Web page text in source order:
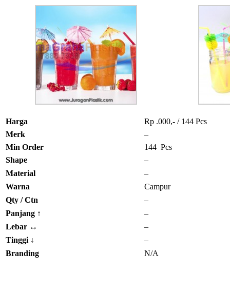
Harga
Rp .000,- / 144 Pcs
Merk
–
Min Order
144 Pcs
Shape
–
Material
–
Warna
Campur
Qty / Ctn
–
Panjang ↑
–
Lebar ↔
–
Tinggi ↓
–
Branding
N/A